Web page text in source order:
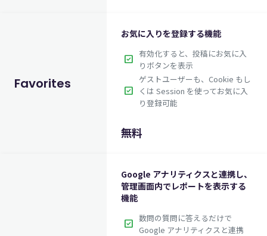
Favorites
お気に入りを登録する機能
check_box 有効化すると、投稿にお気に入
りボタンを表示
check_box
ゲストユーザーも、Cookie もし
くは Session を使ってお気に入
り登録可能
無料
Google アナリティクスと連携し、
管理画面内でレポートを表示する
機能
check_box 数問の質問に答えるだけで
Google アナリティクスと連携